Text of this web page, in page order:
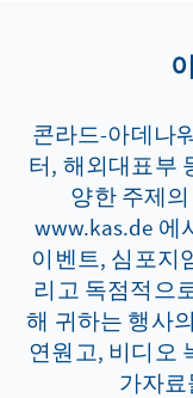
콘라드-아데나
터, 해외대표부
양한 주제
www.kas.de 에
이벤트, 심포지
리고 독점적으
해 귀하는 행사
연원고, 비디오
가자